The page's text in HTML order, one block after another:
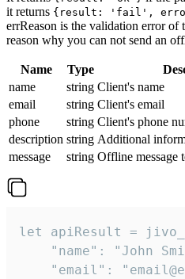
it returns {result: 'fail',
errReason is the validation error of
reason why you can not send an
Name Type
name
string Client's name
email
string Client's email
phone
string Client's phone
description string Additional
message
string Offline message
let apiResult =
"name": "John
"email":